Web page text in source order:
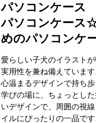
パソコンケース
パソコンケース
めのパソコンケ
愛らしい子犬のイラスト
実用性を兼ね備えていま
心温まるデザインで持ち
学びの場に、ちょっとし
いデザインで、周囲の視
イルにぴったりの一品です